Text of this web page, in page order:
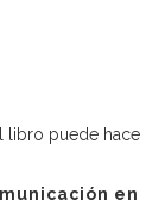
libro puede hace
en